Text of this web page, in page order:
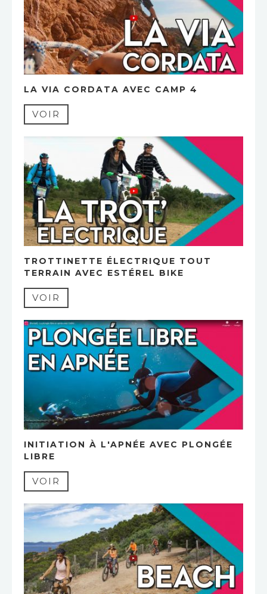
LA VIA CORDATA AVEC CAMP 4
VOIR
TROTTINETTE ÉLECTRIQUE TOUT
TERRAIN AVEC ESTÉREL BIKE
VOIR
INITIATION À L'APNÉE AVEC PLONGÉE
LIBRE
VOIR